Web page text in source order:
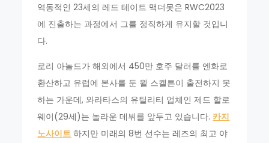
역동적인 23세의 레드 테이트 맥더못은 RWC2023
에 진출하는 과정에서 그를 정직하게 유지할 것입니
다.
로리 아놀드가 해외에서 450만 호주 달러를 엔화로
환산하고 유럽에 본사를 둔 윌 스켈튼이 출전하지 못
하는 가운데, 와라타스의 유틸리티 업체인 제드 할로
웨이(29세)는 놀라운 데뷔를 앞두고 있습니다. 카지
노사이트 하지만 미래의 8번 선수는 레즈의 최고 야